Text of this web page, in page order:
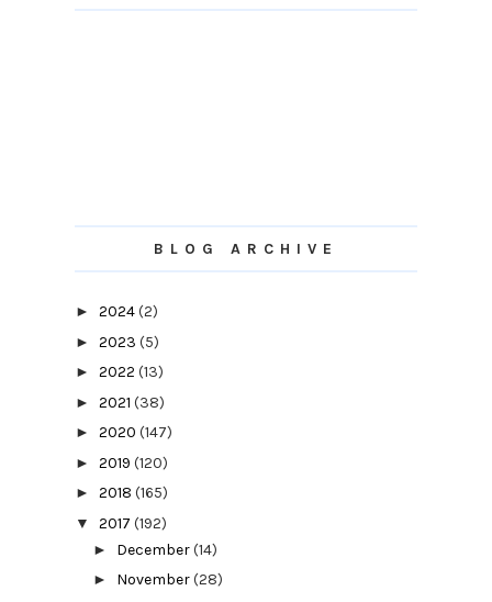
BLOG ARCHIVE
► 2024(2)
► 2023 (5)
► 2022 (13)
► 2021 (38)
► 2020 (147)
► 2019 (120)
► 2018 (165)
▼ 2017 (192)
► December(14)
► November(28)